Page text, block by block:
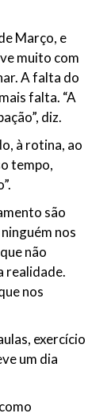
Março, e
muito com
A falta do
falta. “A
diz.
à rotina, ao
tempo,
são
nos
não
realidade.
nos
exercício
um dia